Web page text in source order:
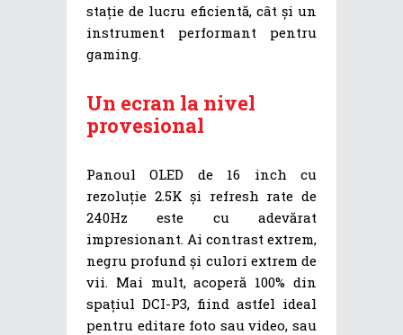
stație de lucru eficientă, cât și un
instrument performant pentru
gaming.
Un ecran la nivel
provesional
Panoul OLED de 16 inch cu
rezoluție 2.5K și refresh rate de
240Hz este cu adevărat
impresionant. Ai contrast extrem,
negru profund și culori extrem de
vii. Mai mult, acoperă 100% din
spațiul DCI-P3, fiind astfel ideal
pentru editare foto sau video, sau